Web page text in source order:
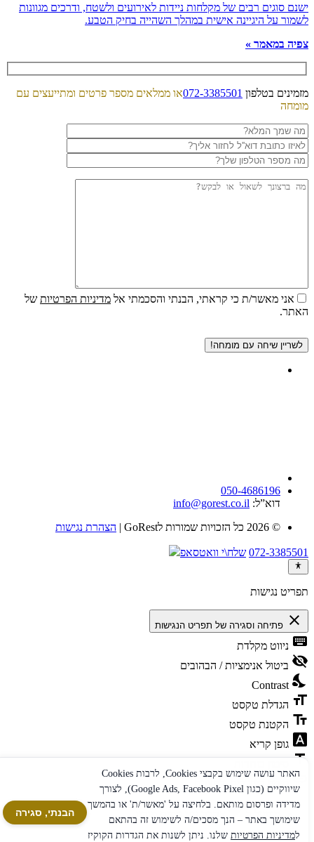
ישנם סוגים רבים של מקלחות ניידות לאירועים ולשטח, ודרכים מגוונות
לשמור על היגיינה אישית במהלך השהייה בחיק הטבע.
צפיה במאמר »
מזמינים בטלפון 072-3385501או ממלאים מספר פרטים ומתייעצים עם
מומחה
אני מאשר/ת כי קראתי, הבנתי והסכמתי אל מדיניות הפרטיות של
האתר.
050-4686196
דוא”ל: info@gorest.co.il
© 2026 כל הזכויות שמורות לGoRest |
הצהרת נגישות
072-3385501 שלח\י וואטסאפ
תפריט נגישות
close פתיחה וסגירה של תפריט הנגישות
keyboard ניווט מקלדת
visibility_off ביטול אנימציות / הבהובים
nights_stay
Contrast
format_size הגדלת טקסט
text_fields הקטנת טקסט
font_download גופן קריא
title
link סימון קישורים ולחצנים
מופעל בfavorite אהבהע״י עמית מורנו הבנתי, סגירה
האתר עושה שימוש בקבצי Cookies, לרבות Cookies
שיווקיים (כגון Google Ads, Facebook Pixel), לצורך
מדידה ופרסום מותאם. בלחיצה על 'מאשר/ת' או בהמשך
שימושך באתר – הנך מסכים/ה לשימוש זה בהתאם
למדיניות הפרטיות שלנו. ניתן לשנות את הגדרות הקוקיז